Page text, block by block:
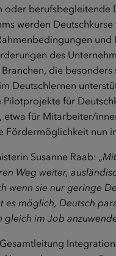
oder berufsbegleitende
werden
und
des
die
Deutschlernen
Pilotprojekte für
etwa für Mitarbeiter/
Fördermöglichkeit nun
Susanne Raab:
Weg weiter,
wenn sie nur geringe
es möglich, Deutsch
gleich im Job